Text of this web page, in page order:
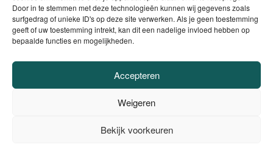
Door in te stemmen met deze technologieën kunnen wij gegevens zoals
surfgedrag of unieke ID's op deze site verwerken. Als je geen toestemming
geeft of uw toestemming intrekt, kan dit een nadelige invloed hebben op
bepaalde functies en mogelijkheden.
Accepteren
Weigeren
Bekijk voorkeuren
kopen
Supplementen
kopen
Privacybeleid / Algemene voorwaarden /